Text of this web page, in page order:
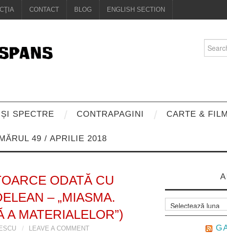
CONTACT BLOG ENGLISH SECTION
Search
for:
SPECTRE CONTRAPAGINI CARTE & FILM
49 / APRILIE 2018
ODATĂ CU
– „MIASMA.
A MATERIALELOR”)
LEAVE A COMMENT
Arhive